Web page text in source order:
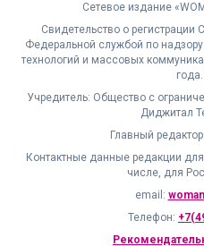
Сетевое издание
Свидетельство о
Федеральной службой по
технологий и массовых
Учредитель: Общество с
Диджитал
Главный
Контактные данные редакции
числе, для
email:
Телефон: